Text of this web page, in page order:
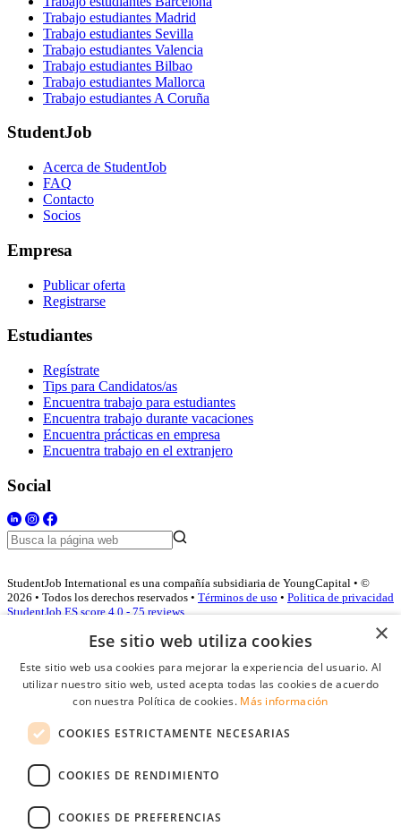
Trabajo estudiantes Madrid
Trabajo estudiantes Sevilla
Trabajo estudiantes Valencia
Trabajo estudiantes Bilbao
Trabajo estudiantes Mallorca
Trabajo estudiantes A Coruña
StudentJob
Acerca de StudentJob
FAQ
Contacto
Socios
Empresa
Publicar oferta
Registrarse
Estudiantes
Regístrate
Tips para Candidatos/as
Encuentra trabajo para estudiantes
Encuentra trabajo durante vacaciones
Encuentra prácticas en empresa
Encuentra trabajo en el extranjero
Social
StudentJob International es una compañía subsidiaria de YoungCapital • ©
2026 • Todos los derechos reservados • Términos de uso • Politica de privacidad
StudentJob ES score 4.0 - 75 reviews
Acceso empresas
Contraseña
Recordarme
Conectarse
×
Ese sitio web utiliza cookies
Este sitio web usa cookies para mejorar la experiencia del usuario. Al
utilizar nuestro sitio web, usted acepta todas las cookies de acuerdo
con nuestra Política de cookies. Más información
COOKIES ESTRICTAMENTE NECESARIAS
COOKIES DE RENDIMIENTO
COOKIES DE PREFERENCIAS